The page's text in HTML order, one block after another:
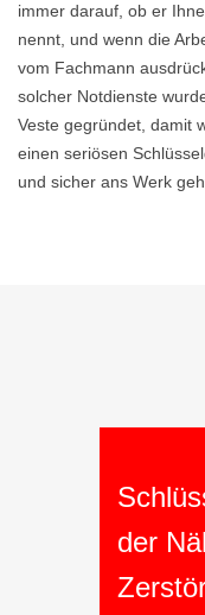
immer darauf, ob er
nennt, und wenn die
vom Fachmann
solcher Notdienste
Veste gegründet, damit
einen seriösen
und sicher ans Werk
der